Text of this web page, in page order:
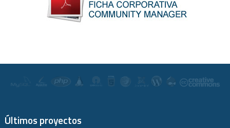
Últimos proyectos